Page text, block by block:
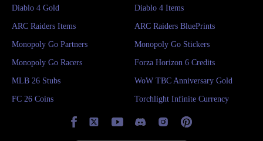
Diablo 4 Gold Diablo 4 Items
ARC Raiders Items ARC Raiders BluePrints
Monopoly Go Partners Monopoly Go Stickers
Monopoly Go Racers Forza Horizon 6 Credits
MLB 26 Stubs WoW TBC Anniversary Gold
FC 26 Coins Torchlight Infinite Currency